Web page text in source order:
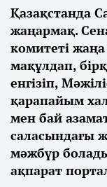
Қазақстанда
жаңармақ.
комитеті
мақұлдап,
енгізіп,
қарапайым
мен бай
саласындағы
мәжбүр
ақпарат